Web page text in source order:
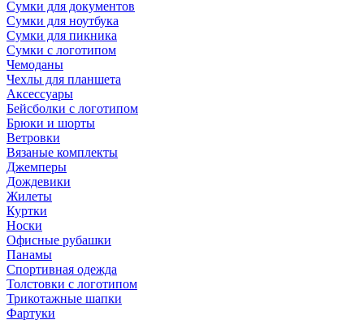
Сумки для документов
Сумки для ноутбука
Сумки для пикника
Сумки с логотипом
Чемоданы
Чехлы для планшета
Аксессуары
Бейсболки с логотипом
Брюки и шорты
Ветровки
Вязаные комплекты
Джемперы
Дождевики
Жилеты
Куртки
Носки
Офисные рубашки
Панамы
Спортивная одежда
Толстовки с логотипом
Трикотажные шапки
Фартуки